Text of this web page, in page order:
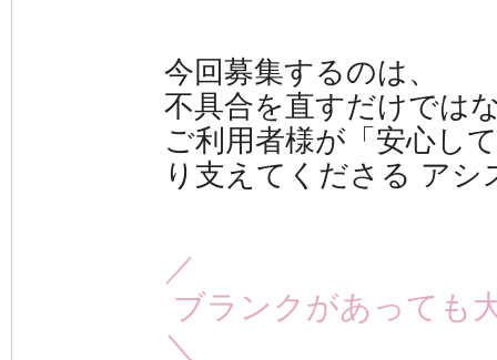
今回募集するのは、
不具合を直すだけでは
ご利用者様が「安心し
り支えてくださる ア
／
ブランクがあっても
＼